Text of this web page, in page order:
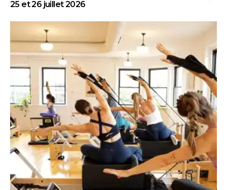
25 et 26 juillet 2026